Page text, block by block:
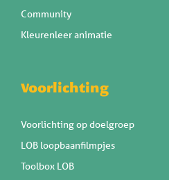
Community
Kleurenleer animatie
Voorlichting
Voorlichting op doelgroep
LOB loopbaanfilmpjes
Toolbox LOB